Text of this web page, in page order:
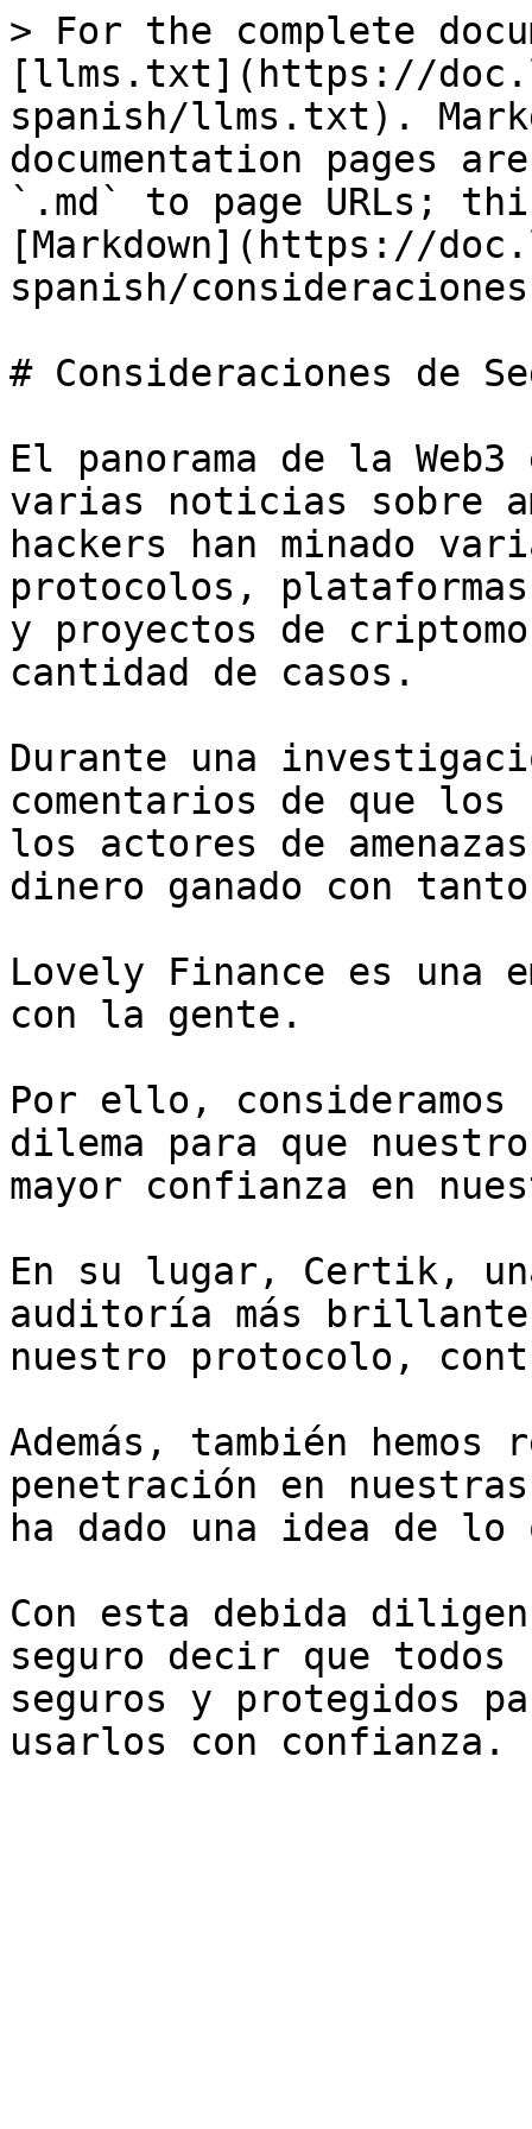
> For the complete
[llms.txt](https://
spanish/llms.txt).
documentation pages
`.md` to page URLs;
[Markdown](https://
spanish/
# Consideraciones de
El panorama de la
varias noticias sobre
hackers han minado
protocolos,
y proyectos de
cantidad de casos.
Durante una
comentarios de que
los actores de
dinero ganado con
Lovely Finance es una
con la gente.
Por ello, consideramos
dilema para que
mayor confianza en
En su lugar, Certik,
auditoría más
nuestro protocolo,
Además, también
penetración en
ha dado una idea de lo
Con esta debida
seguro decir que todos
seguros y protegidos